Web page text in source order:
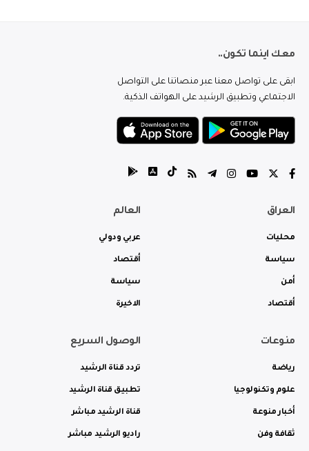
معك اينما تكون..
ابقى على تواصل معنا عبر منصاتنا على التواصل
الاجتماعي وتطبيق الرشيد على الهواتف الذكية.
العراق
محليات
سياسة
أمن
أقتصاد
العالم
عربي ودولي
أقتصاد
سياسة
الاخيرة
منوعات
رياضة
علوم وتكنولوجيا
أخبار منوعة
ثقافة وفن
الوصول السريع
تردد قناة الرشيد
تطبيق قناة الرشيد
قناة الرشيد مباشر
راديو الرشيد مباشر